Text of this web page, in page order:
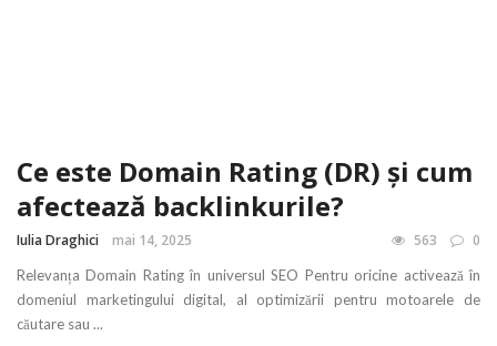
Ce este Domain Rating (DR) și cum
afectează backlinkurile?
Iulia Draghici mai 14, 2025 563 0
Relevanța Domain Rating în universul SEO Pentru oricine activează în
domeniul marketingului digital, al optimizării pentru motoarele de
căutare sau ...